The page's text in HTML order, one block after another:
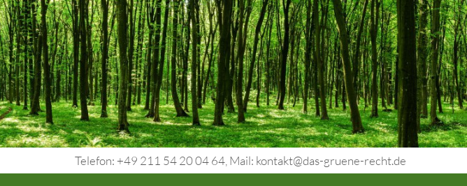
Telefon: +49 211 54 20 04 64, Mail: kontakt@das-gruene-recht.de